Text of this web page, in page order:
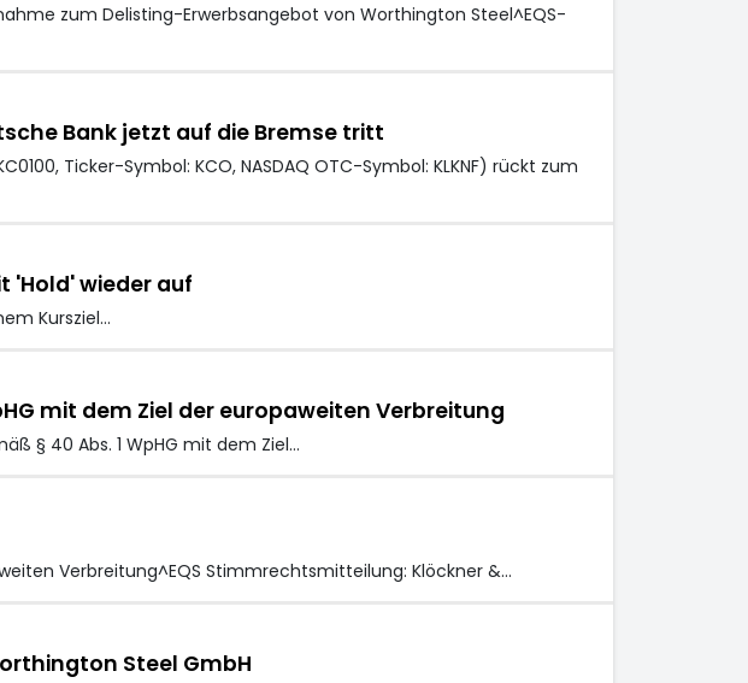
zum Delisting-Erwerbsangebot von Worthington Steel^EQS-
Bank jetzt auf die Bremse tritt
Ticker-Symbol: KCO, NASDAQ OTC-Symbol: KLKNF) rückt zum
'Hold' wieder auf
Kursziel…
mit dem Ziel der europaweiten Verbreitung
§ 40 Abs. 1 WpHG mit dem Ziel…
Verbreitung^EQS Stimmrechtsmitteilung: Klöckner &…
Steel GmbH